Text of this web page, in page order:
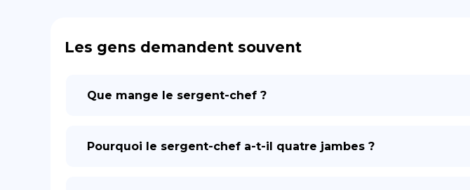
Les gens demandent souvent
Que mange le sergent-chef ?
Pourquoi le sergent-chef a-t-il quatre jambes ?